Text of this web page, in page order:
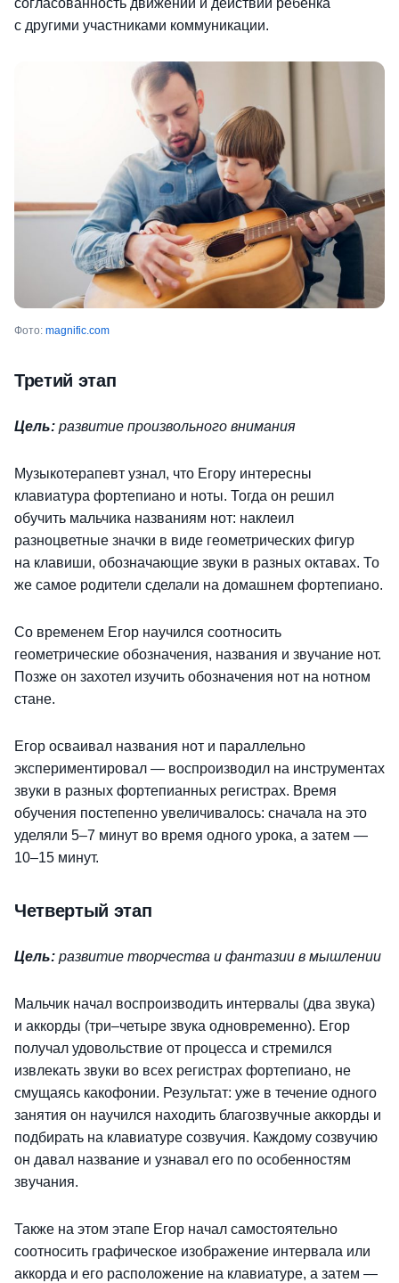
согласованность движений и действий ребенка
с другими участниками коммуникации.
Фото: magnific.com
Третий этап
Цель: развитие произвольного внимания
Музыкотерапевт узнал, что Егору интересны
клавиатура фортепиано и ноты. Тогда он решил
обучить мальчика названиям нот: наклеил
разноцветные значки в виде геометрических фигур
на клавиши, обозначающие звуки в разных октавах. То
же самое родители сделали на домашнем фортепиано.
Со временем Егор научился соотносить
геометрические обозначения, названия и звучание нот.
Позже он захотел изучить обозначения нот на нотном
стане.
Егор осваивал названия нот и параллельно
экспериментировал — воспроизводил на инструментах
звуки в разных фортепианных регистрах. Время
обучения постепенно увеличивалось: сначала на это
уделяли 5–7 минут во время одного урока, а затем —
10–15 минут.
Четвертый этап
Цель: развитие творчества и фантазии в мышлении
Мальчик начал воспроизводить интервалы (два звука)
и аккорды (три–четыре звука одновременно). Егор
получал удовольствие от процесса и стремился
извлекать звуки во всех регистрах фортепиано, не
смущаясь какофонии. Результат: уже в течение одного
занятия он научился находить благозвучные аккорды и
подбирать на клавиатуре созвучия. Каждому созвучию
он давал название и узнавал его по особенностям
звучания.
Также на этом этапе Егор начал самостоятельно
соотносить графическое изображение интервала или
аккорда и его расположение на клавиатуре, а затем —